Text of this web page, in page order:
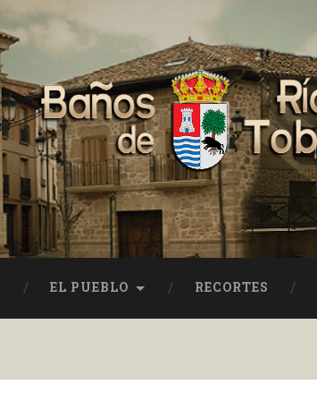
EL PUEBLO RECORTES